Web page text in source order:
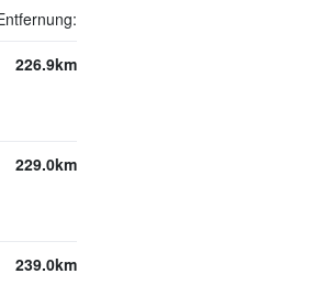
226.9km
229.0km
239.0km